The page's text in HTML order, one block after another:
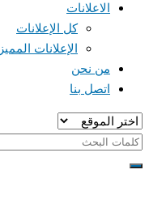
الاعلانات
كل الإعلانات
الإعلانات المميزة
من نحن
اتصل بنا